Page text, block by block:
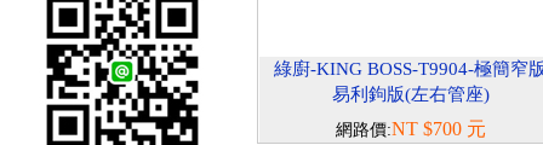
綠廚-KING BOSS-T9904-極簡窄
易利鉤版(左右管座)
網路價:NT $700 元